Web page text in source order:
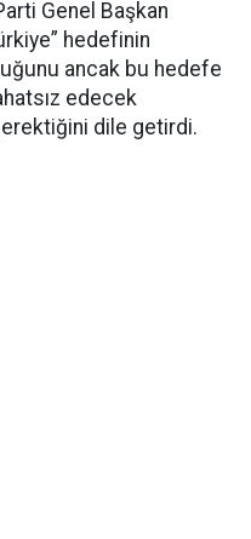
Genel Başkan
hedefinin
ancak bu hedefe
edecek
dile getirdi.